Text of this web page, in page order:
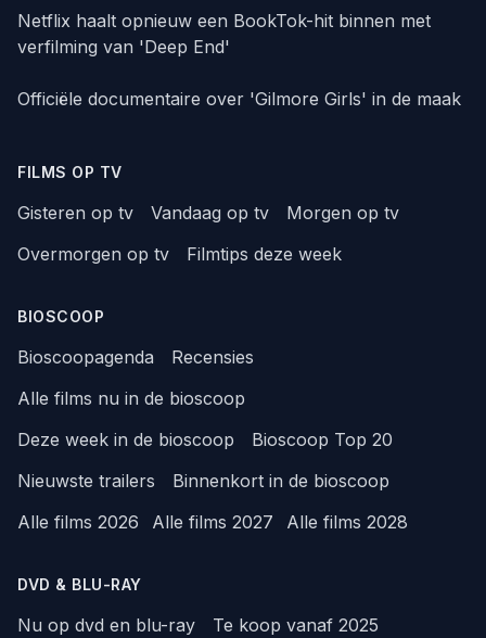
Netflix haalt opnieuw een BookTok-hit binnen met
verfilming van 'Deep End'
Officiële documentaire over 'Gilmore Girls' in de maak
FILMS OP TV
Gisteren op tv Vandaag op tv
Morgen op tv
Overmorgen op tv
Filmtips deze week
BIOSCOOP
Bioscoopagenda
Recensies
Alle films nu in de bioscoop
Deze week in de bioscoop
Bioscoop Top 20
Nieuwste trailers
Binnenkort in de bioscoop
Alle films 2026
Alle films 2027 Alle films 2028
DVD & BLU-RAY
Nu op dvd en blu-ray
Te koop vanaf 2025